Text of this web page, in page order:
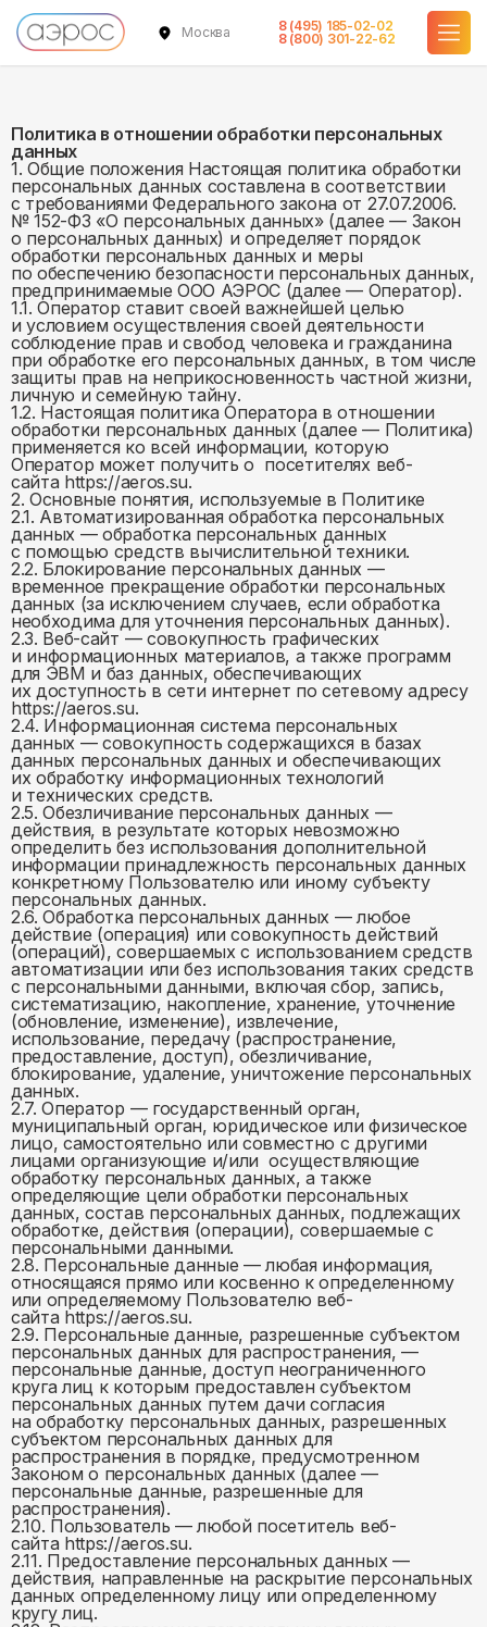
Москва
8 (495) 185-02-02
8 (800) 301-22-62
Политика в отношении обработки персональных
данных
1. Общие положения Настоящая политика обработки
персональных данных составлена в соответствии
с требованиями Федерального закона от 27.07.2006.
№ 152-ФЗ «О персональных данных» (далее — Закон
о персональных данных) и определяет порядок
обработки персональных данных и меры
по обеспечению безопасности персональных данных,
предпринимаемые ООО АЭРОС (далее — Оператор).
1.1. Оператор ставит своей важнейшей целью
и условием осуществления своей деятельности
соблюдение прав и свобод человека и гражданина
при обработке его персональных данных, в том числе
защиты прав на неприкосновенность частной жизни,
личную и семейную тайну.
1.2. Настоящая политика Оператора в отношении
обработки персональных данных (далее — Политика)
применяется ко всей информации, которую
Оператор может получить о посетителях веб-
сайта https://aeros.su.
2. Основные понятия, используемые в Политике
2.1. Автоматизированная обработка персональных
данных — обработка персональных данных
с помощью средств вычислительной техники.
2.2. Блокирование персональных данных —
временное прекращение обработки персональных
данных (за исключением случаев, если обработка
необходима для уточнения персональных данных).
2.3. Веб-сайт — совокупность графических
и информационных материалов, а также программ
для ЭВМ и баз данных, обеспечивающих
их доступность в сети интернет по сетевому адресу
https://aeros.su.
2.4. Информационная система персональных
данных — совокупность содержащихся в базах
данных персональных данных и обеспечивающих
их обработку информационных технологий
и технических средств.
2.5. Обезличивание персональных данных —
действия, в результате которых невозможно
определить без использования дополнительной
информации принадлежность персональных данных
конкретному Пользователю или иному субъекту
персональных данных.
2.6. Обработка персональных данных — любое
действие (операция) или совокупность действий
(операций), совершаемых с использованием средств
автоматизации или без использования таких средств
с персональными данными, включая сбор, запись,
систематизацию, накопление, хранение, уточнение
(обновление, изменение), извлечение,
использование, передачу (распространение,
предоставление, доступ), обезличивание,
блокирование, удаление, уничтожение персональных
данных.
2.7. Оператор — государственный орган,
муниципальный орган, юридическое или физическое
лицо, самостоятельно или совместно с другими
лицами организующие и/или осуществляющие
обработку персональных данных, а также
определяющие цели обработки персональных
данных, состав персональных данных, подлежащих
обработке, действия (операции), совершаемые с
персональными данными.
2.8. Персональные данные — любая информация,
относящаяся прямо или косвенно к определенному
или определяемому Пользователю веб-
сайта https://aeros.su.
2.9. Персональные данные, разрешенные субъектом
персональных данных для распространения, —
персональные данные, доступ неограниченного
круга лиц к которым предоставлен субъектом
персональных данных путем дачи согласия
на обработку персональных данных, разрешенных
субъектом персональных данных для
распространения в порядке, предусмотренном
Законом о персональных данных (далее —
персональные данные, разрешенные для
распространения).
2.10. Пользователь — любой посетитель веб-
сайта https://aeros.su.
2.11. Предоставление персональных данных —
действия, направленные на раскрытие персональных
данных определенному лицу или определенному
кругу лиц.